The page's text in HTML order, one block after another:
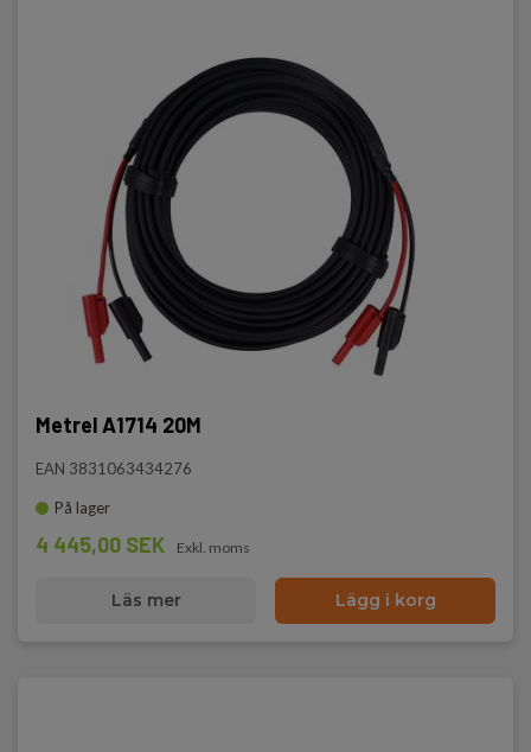
Metrel A1714 20M
EAN 3831063434276
På lager
4 445,00 SEK Exkl. moms
Läs mer Lägg i korg